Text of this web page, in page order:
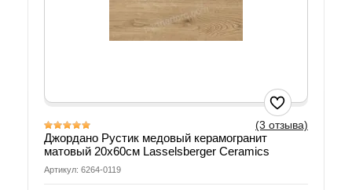
(3 отзыва)
Джордано Рустик медовый керамогранит
матовый 20х60см Lasselsberger Ceramics
Артикул: 6264-0119